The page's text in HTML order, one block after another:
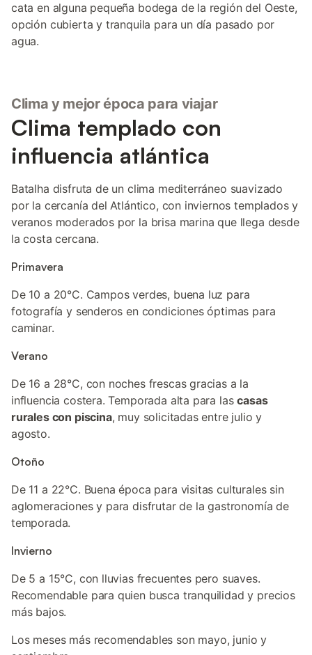
cata en alguna pequeña bodega de la región del Oeste,
opción cubierta y tranquila para un día pasado por
agua.
Clima y mejor época para viajar
Clima templado con
influencia atlántica
Batalha disfruta de un clima mediterráneo suavizado
por la cercanía del Atlántico, con inviernos templados y
veranos moderados por la brisa marina que llega desde
la costa cercana.
Primavera
De 10 a 20°C. Campos verdes, buena luz para
fotografía y senderos en condiciones óptimas para
caminar.
Verano
De 16 a 28°C, con noches frescas gracias a la
influencia costera. Temporada alta para lascasas
rurales con piscina, muy solicitadas entre julio y
agosto.
Otoño
De 11 a 22°C. Buena época para visitas culturales sin
aglomeraciones y para disfrutar de la gastronomía de
temporada.
Invierno
De 5 a 15°C, con lluvias frecuentes pero suaves.
Recomendable para quien busca tranquilidad y precios
más bajos.
Los meses más recomendables son mayo, junio y